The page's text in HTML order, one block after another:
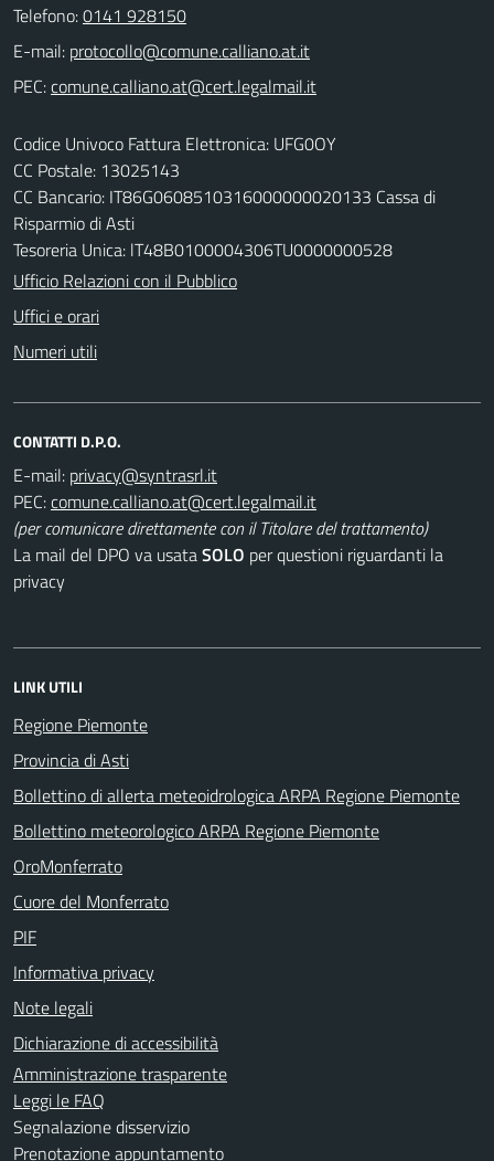
Telefono:0141 928150
E-mail:
PEC:
Codice Univoco Fattura Elettronica: UFG0OY
CC Postale: 13025143
CC Bancario: IT86G0608510316000000020133 Cassa di
Risparmio di Asti
Tesoreria Unica: lT48B0100004306TU0000000528
Ufficio Relazioni con il Pubblico
Uffici e orari
Numeri utili
CONTATTI D.P.O.
E-mail:
PEC:
(per comunicare direttamente con il Titolare del trattamento)
La mail del DPO va usataSOLO per questioni riguardanti la
privacy
LINK UTILI
Regione Piemonte
Provincia di Asti
Bollettino di allerta meteoidrologica ARPA Regione Piemonte
Bollettino meteorologico ARPA Regione Piemonte
OroMonferrato
Cuore del Monferrato
PIF
Informativa privacy
Note legali
Dichiarazione di accessibilità
Amministrazione trasparente
Leggi le FAQ
Segnalazione disservizio
Prenotazione appuntamento